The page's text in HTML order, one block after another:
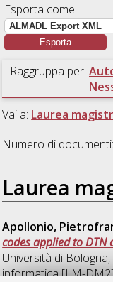
Esporta come
Raggruppa per:
Vai a: Laurea
Numero di documenti:
Laurea
Apollonio,
codes applied to DTN
Università di
informatica [LM-